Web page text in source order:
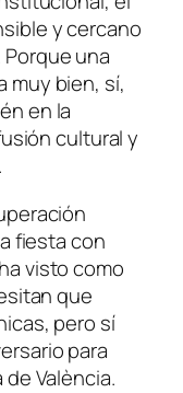
y cercano
Porque una
muy bien, sí,
en la
cultural y
fiesta con
visto como
que
pero sí
para
València.